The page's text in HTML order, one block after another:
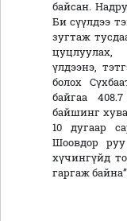
байсан.
Би сүүлдээ
зугтаж
үлдээнэ,
болох
байгаа
байшинг
10 дугаар
Шоовдор
хүчингүйд
гаргаж